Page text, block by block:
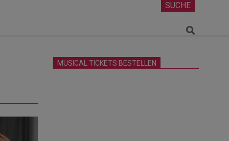
SUCHE
Search
MUSICAL TICKETS BESTELLEN